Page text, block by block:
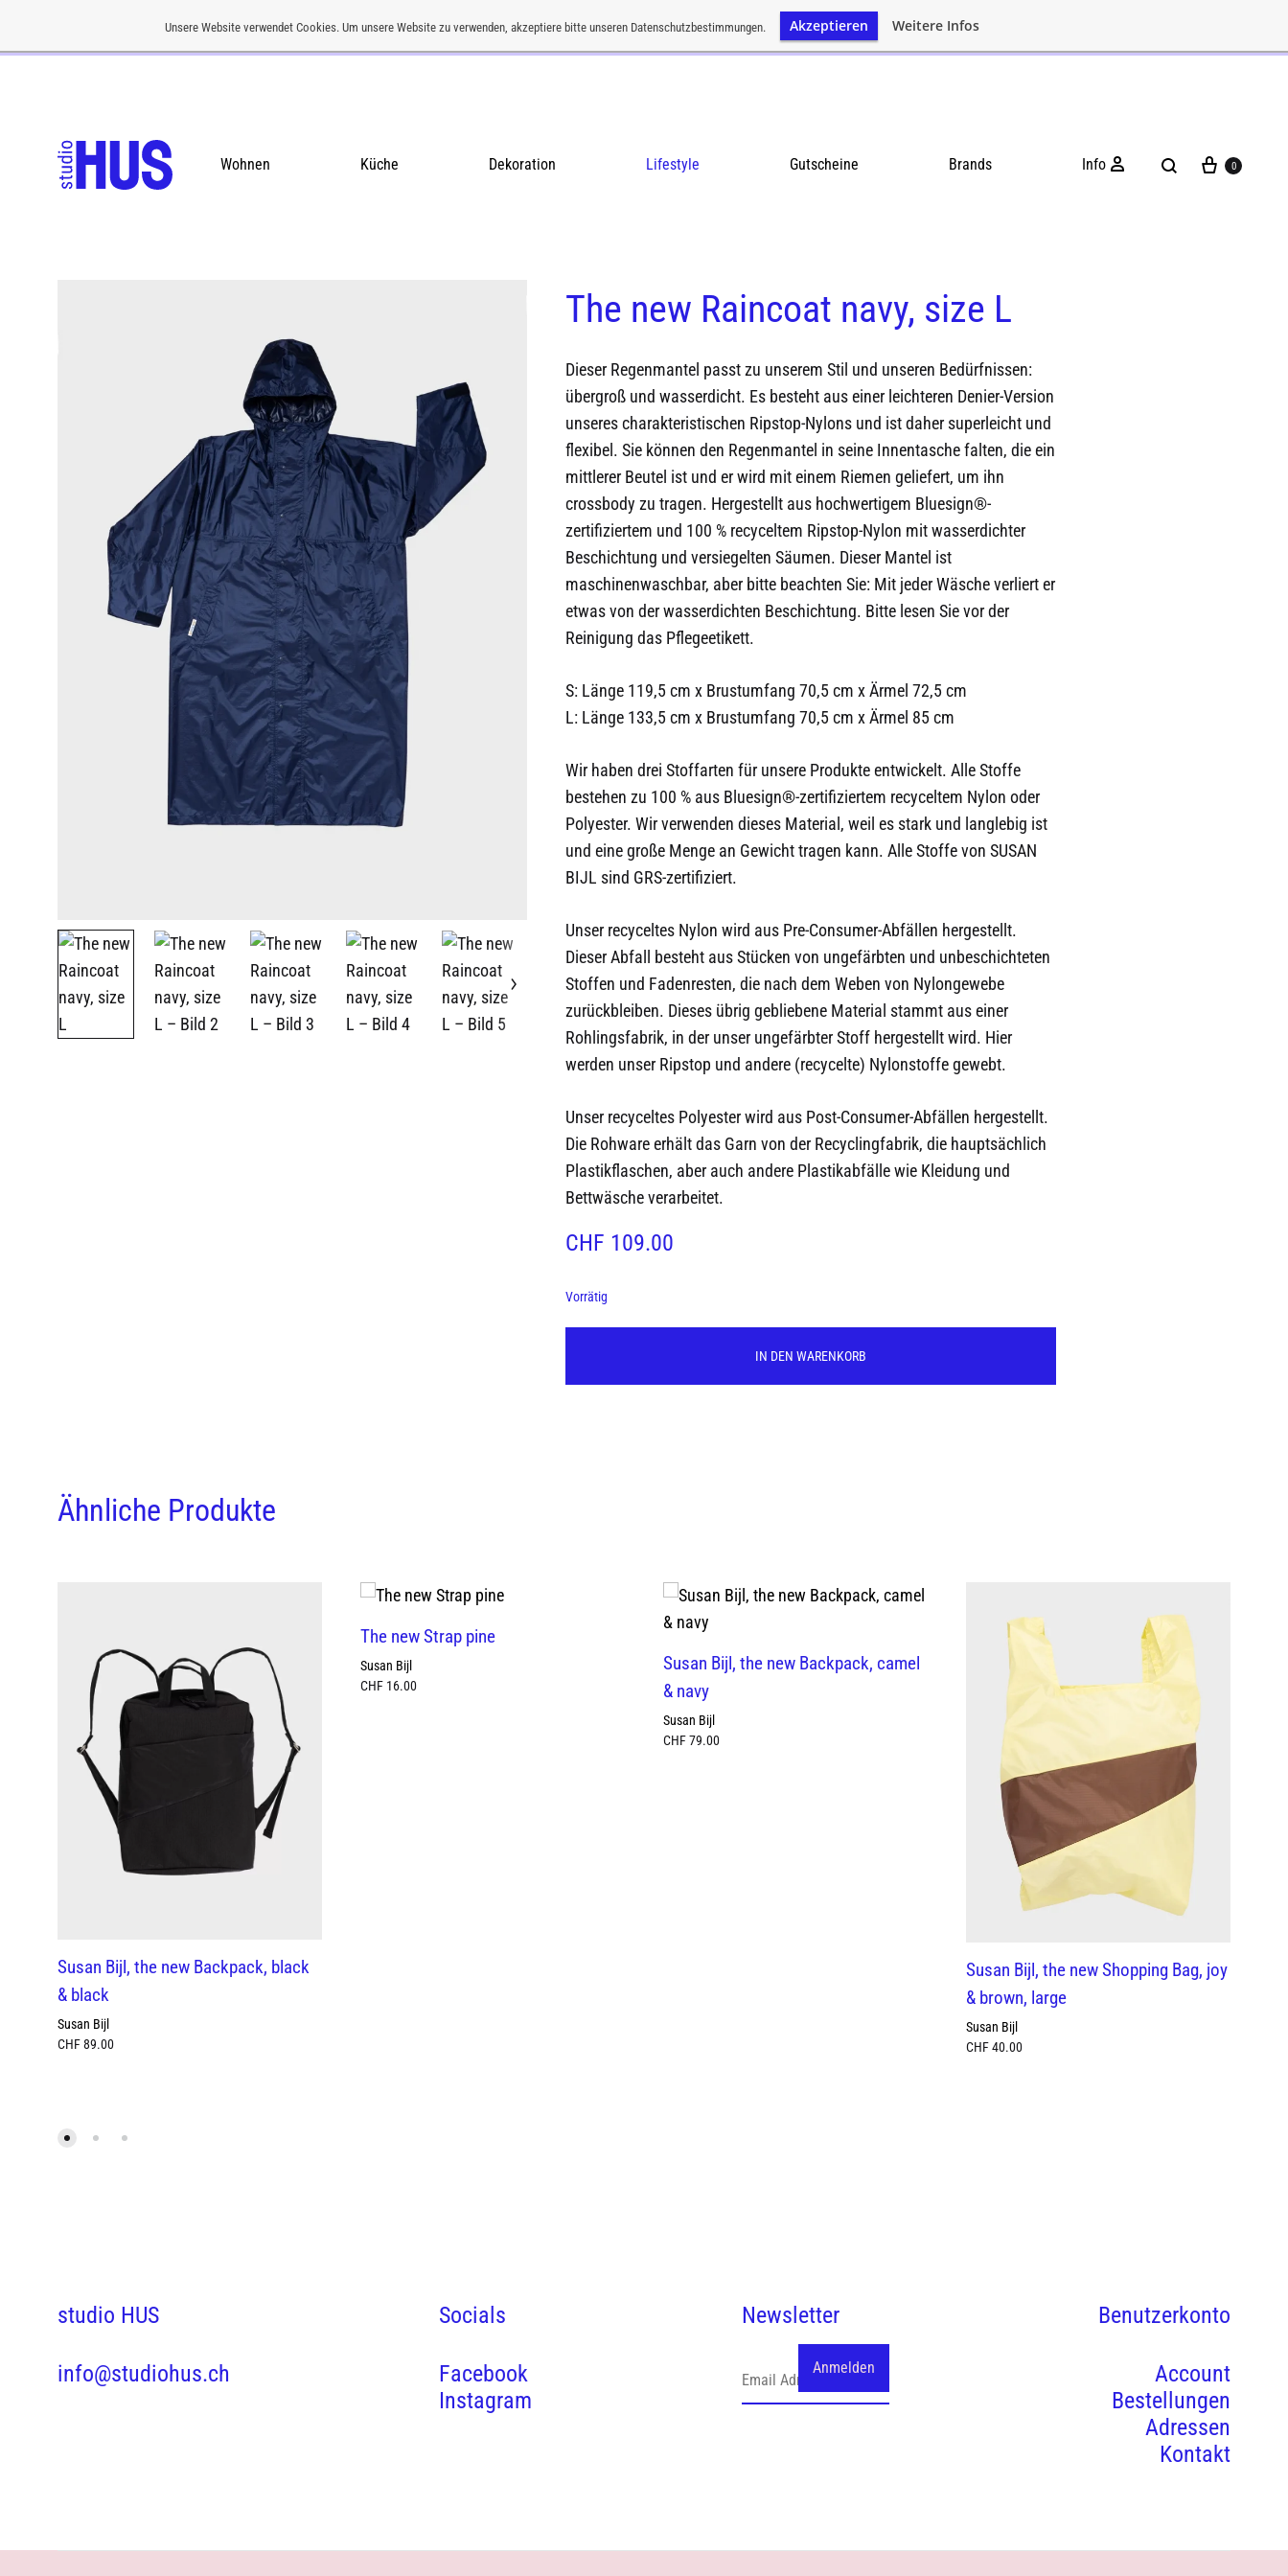
Unsere Website verwendet Cookies. Um unsere Website zu verwenden, akzeptiere bitte unseren Datenschutzbestimmungen. Akzeptieren Weitere Infos
Kostenloser Versand ab einem Bestellwert von CHF 200
VERWERFEN
Wohnen Küche Dekoration Lifestyle Gutscheine Brands Info 0
The new Raincoat navy, size L
Dieser Regenmantel passt zu unserem Stil und unseren Bedürfnissen:
übergroß und wasserdicht. Es besteht aus einer leichteren Denier-Version
unseres charakteristischen Ripstop-Nylons und ist daher superleicht und
flexibel. Sie können den Regenmantel in seine Innentasche falten, die ein
mittlerer Beutel ist und er wird mit einem Riemen geliefert, um ihn
crossbody zu tragen. Hergestellt aus hochwertigem Bluesign®-
zertifiziertem und 100 % recyceltem Ripstop-Nylon mit wasserdichter
Beschichtung und versiegelten Säumen. Dieser Mantel ist
maschinenwaschbar, aber bitte beachten Sie: Mit jeder Wäsche verliert er
etwas von der wasserdichten Beschichtung. Bitte lesen Sie vor der
Reinigung das Pflegeetikett.
S: Länge 119,5 cm x Brustumfang 70,5 cm x Ärmel 72,5 cm
L: Länge 133,5 cm x Brustumfang 70,5 cm x Ärmel 85 cm
Wir haben drei Stoffarten für unsere Produkte entwickelt. Alle Stoffe
bestehen zu 100 % aus Bluesign®-zertifiziertem recyceltem Nylon oder
Polyester. Wir verwenden dieses Material, weil es stark und langlebig ist
und eine große Menge an Gewicht tragen kann. Alle Stoffe von SUSAN
BIJL sind GRS-zertifiziert.
Unser recyceltes Nylon wird aus Pre-Consumer-Abfällen hergestellt.
Dieser Abfall besteht aus Stücken von ungefärbten und unbeschichteten
Stoffen und Fadenresten, die nach dem Weben von Nylongewebe
zurückbleiben. Dieses übrig gebliebene Material stammt aus einer
Rohlingsfabrik, in der unser ungefärbter Stoff hergestellt wird. Hier
werden unser Ripstop und andere (recycelte) Nylonstoffe gewebt.
Unser recyceltes Polyester wird aus Post-Consumer-Abfällen hergestellt.
Die Rohware erhält das Garn von der Recyclingfabrik, die hauptsächlich
Plastikflaschen, aber auch andere Plastikabfälle wie Kleidung und
Bettwäsche verarbeitet.
CHF 109.00
Vorrätig
IN DEN WARENKORB
Ähnliche Produkte
Susan Bijl, the new Backpack, black
& black
Susan Bijl
CHF89.00
The new Strap pine
Susan Bijl
CHF 16.00
Susan Bijl, the new Backpack, camel
& navy
Susan Bijl
CHF79.00
Susan Bijl, the new Shopping Bag, joy
& brown, large
Susan Bijl
CHF40.00
studio HUS
info@studiohus.ch
Socials
Facebook
Instagram
Newsletter Benutzerkonto
Account
Bestellungen
Adressen
Kontakt